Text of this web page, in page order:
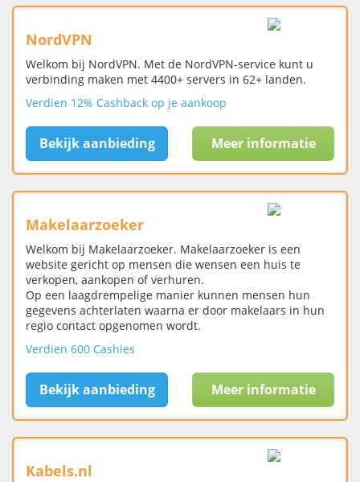
NordVPN
Welkom bij NordVPN. Met de NordVPN-service kunt u
verbinding maken met 4400+ servers in 62+ landen.
Verdien 12% Cashback op je aankoop
Bekijk aanbieding Meer informatie
Makelaarzoeker
Welkom bij Makelaarzoeker. Makelaarzoeker is een
website gericht op mensen die wensen een huis te
verkopen, aankopen of verhuren.
Op een laagdrempelige manier kunnen mensen hun
gegevens achterlaten waarna er door makelaars in hun
regio contact opgenomen wordt.
Verdien 600 Cashies
Bekijk aanbieding Meer informatie
Kabels.nl